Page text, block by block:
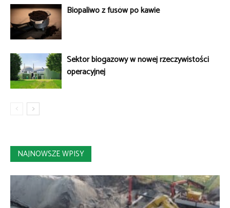
Biopaliwo z fusów po kawie
Sektor biogazowy w nowej rzeczywistości
operacyjnej
NAJNOWSZE WPISY